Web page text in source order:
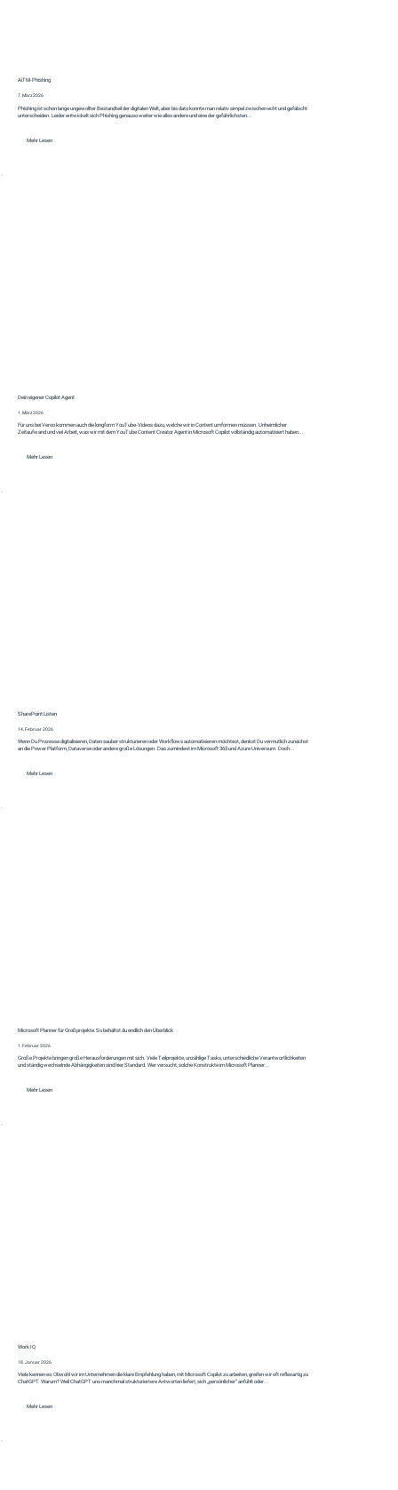
AiTM‑Phishing
7. März 2026
Phishing ist schon lange ungewollter Bestandteil der digitalen Welt, aber bis dato konnte man relativ simpel zwischen echt und gefälscht
unterscheiden. Leider entwickelt sich Phishing genauso weiter wie alles andere und eine der gefährlichsten...
Mehr Lesen
Dein eigener Copilot Agent
1. März 2026
Für uns bei Veroo kommen auch die longform YouTube-Videos dazu, welche wir in Content umformen müssen. Unheimlicher
Zeitaufwand und viel Arbeit, was wir mit dem YouTube Content Creator Agent in Microsoft Copilot vollständig automatisiert haben...
Mehr Lesen
SharePoint Listen
14. Februar 2026
Wenn Du Prozesse digitalisieren, Daten sauber strukturieren oder Workflows automatisieren möchtest, denkst Du vermutlich zunächst
an die Power Platform, Dataverse oder andere große Lösungen. Das zumindest im Microsoft 365 und Azure Universum. Doch...
Mehr Lesen
Microsoft Planner für Großprojekte: So behältst du endlich den Überblick
1. Februar 2026
Große Projekte bringen große Herausforderungen mit sich. Viele Teilprojekte, unzählige Tasks, unterschiedliche Verantwortlichkeiten
und ständig wechselnde Abhängigkeiten sind hier Standard. Wer versucht, solche Konstrukte im Microsoft Planner...
Mehr Lesen
Work IQ
18. Januar 2026
Viele kennen es: Obwohl wir im Unternehmen die klare Empfehlung haben, mit Microsoft Copilot zu arbeiten, greifen wir oft reflexartig zu
ChatGPT. Warum? Weil ChatGPT uns manchmal strukturiertere Antworten liefert, sich „persönlicher“ anfühlt oder...
Mehr Lesen